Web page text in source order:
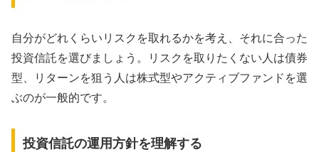
自分がどれくらいリスクを取れるかを考え、それに合った
投資信託を選びましょう。リスクを取りたくない人は債券
型、リターンを狙う人は株式型やアクティブファンドを選
ぶのが一般的です。
投資信託の運用方針を理解する